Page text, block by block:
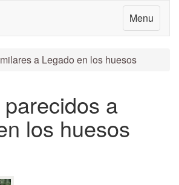
Menu
a Legado en los huesos
a
los huesos